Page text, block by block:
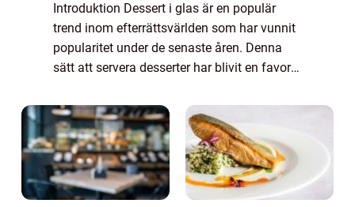
Introduktion Dessert i glas är en populär
trend inom efterrättsvärlden som har vunnit
popularitet under de senaste åren. Denna
sätt att servera desserter har blivit en favorit
av sin estetiska tilltalande pr...